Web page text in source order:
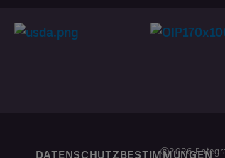
DATENSCHUTZBESTIMMUNGEN
ⓒ2026